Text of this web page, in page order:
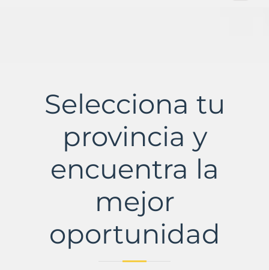
Selecciona tu
provincia y
encuentra la
mejor
oportunidad